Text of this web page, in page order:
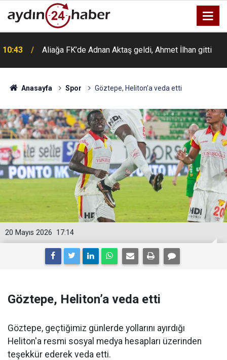
10:43 Aliağa FK’de Adnan Aktaş geldi, Ahmet İlhan gitti
Anasayfa Spor Göztepe, Heliton’a veda etti
17:14
20 Mayıs 2026
Göztepe, Heliton’a veda etti
Göztepe, geçtiğimiz günlerde yollarını ayırdığı
Heliton'a resmi sosyal medya hesapları üzerinden
teşekkür ederek veda etti.